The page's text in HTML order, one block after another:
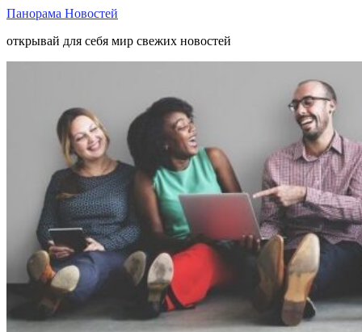
Панорама Новостей
открывай для себя мир свежих новостей